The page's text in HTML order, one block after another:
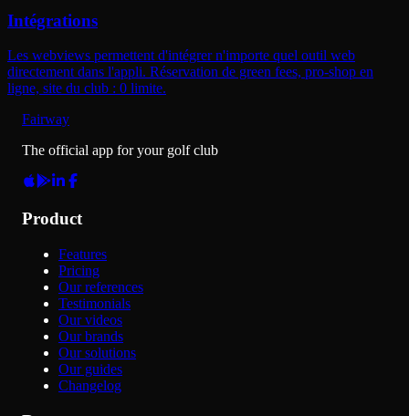
Intégrations
Les webviews permettent d'intégrer n'importe quel outil web
directement dans l'appli. Réservation de green fees, pro-shop en
ligne, site du club : 0 limite.
Fairway
The official app for your golf club
Product
Features
Pricing
Our references
Testimonials
Our videos
Our brands
Our solutions
Our guides
Changelog